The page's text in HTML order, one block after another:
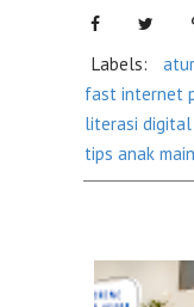
Labels:
fast internet
literasi digital
tips anak